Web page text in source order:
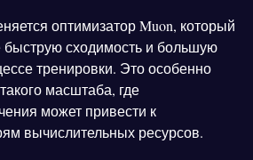
оптимизатор Muon, который
быструю сходимость и большую
тренировки. Это особенно
масштаба, где
может привести к
вычислительных ресурсов.